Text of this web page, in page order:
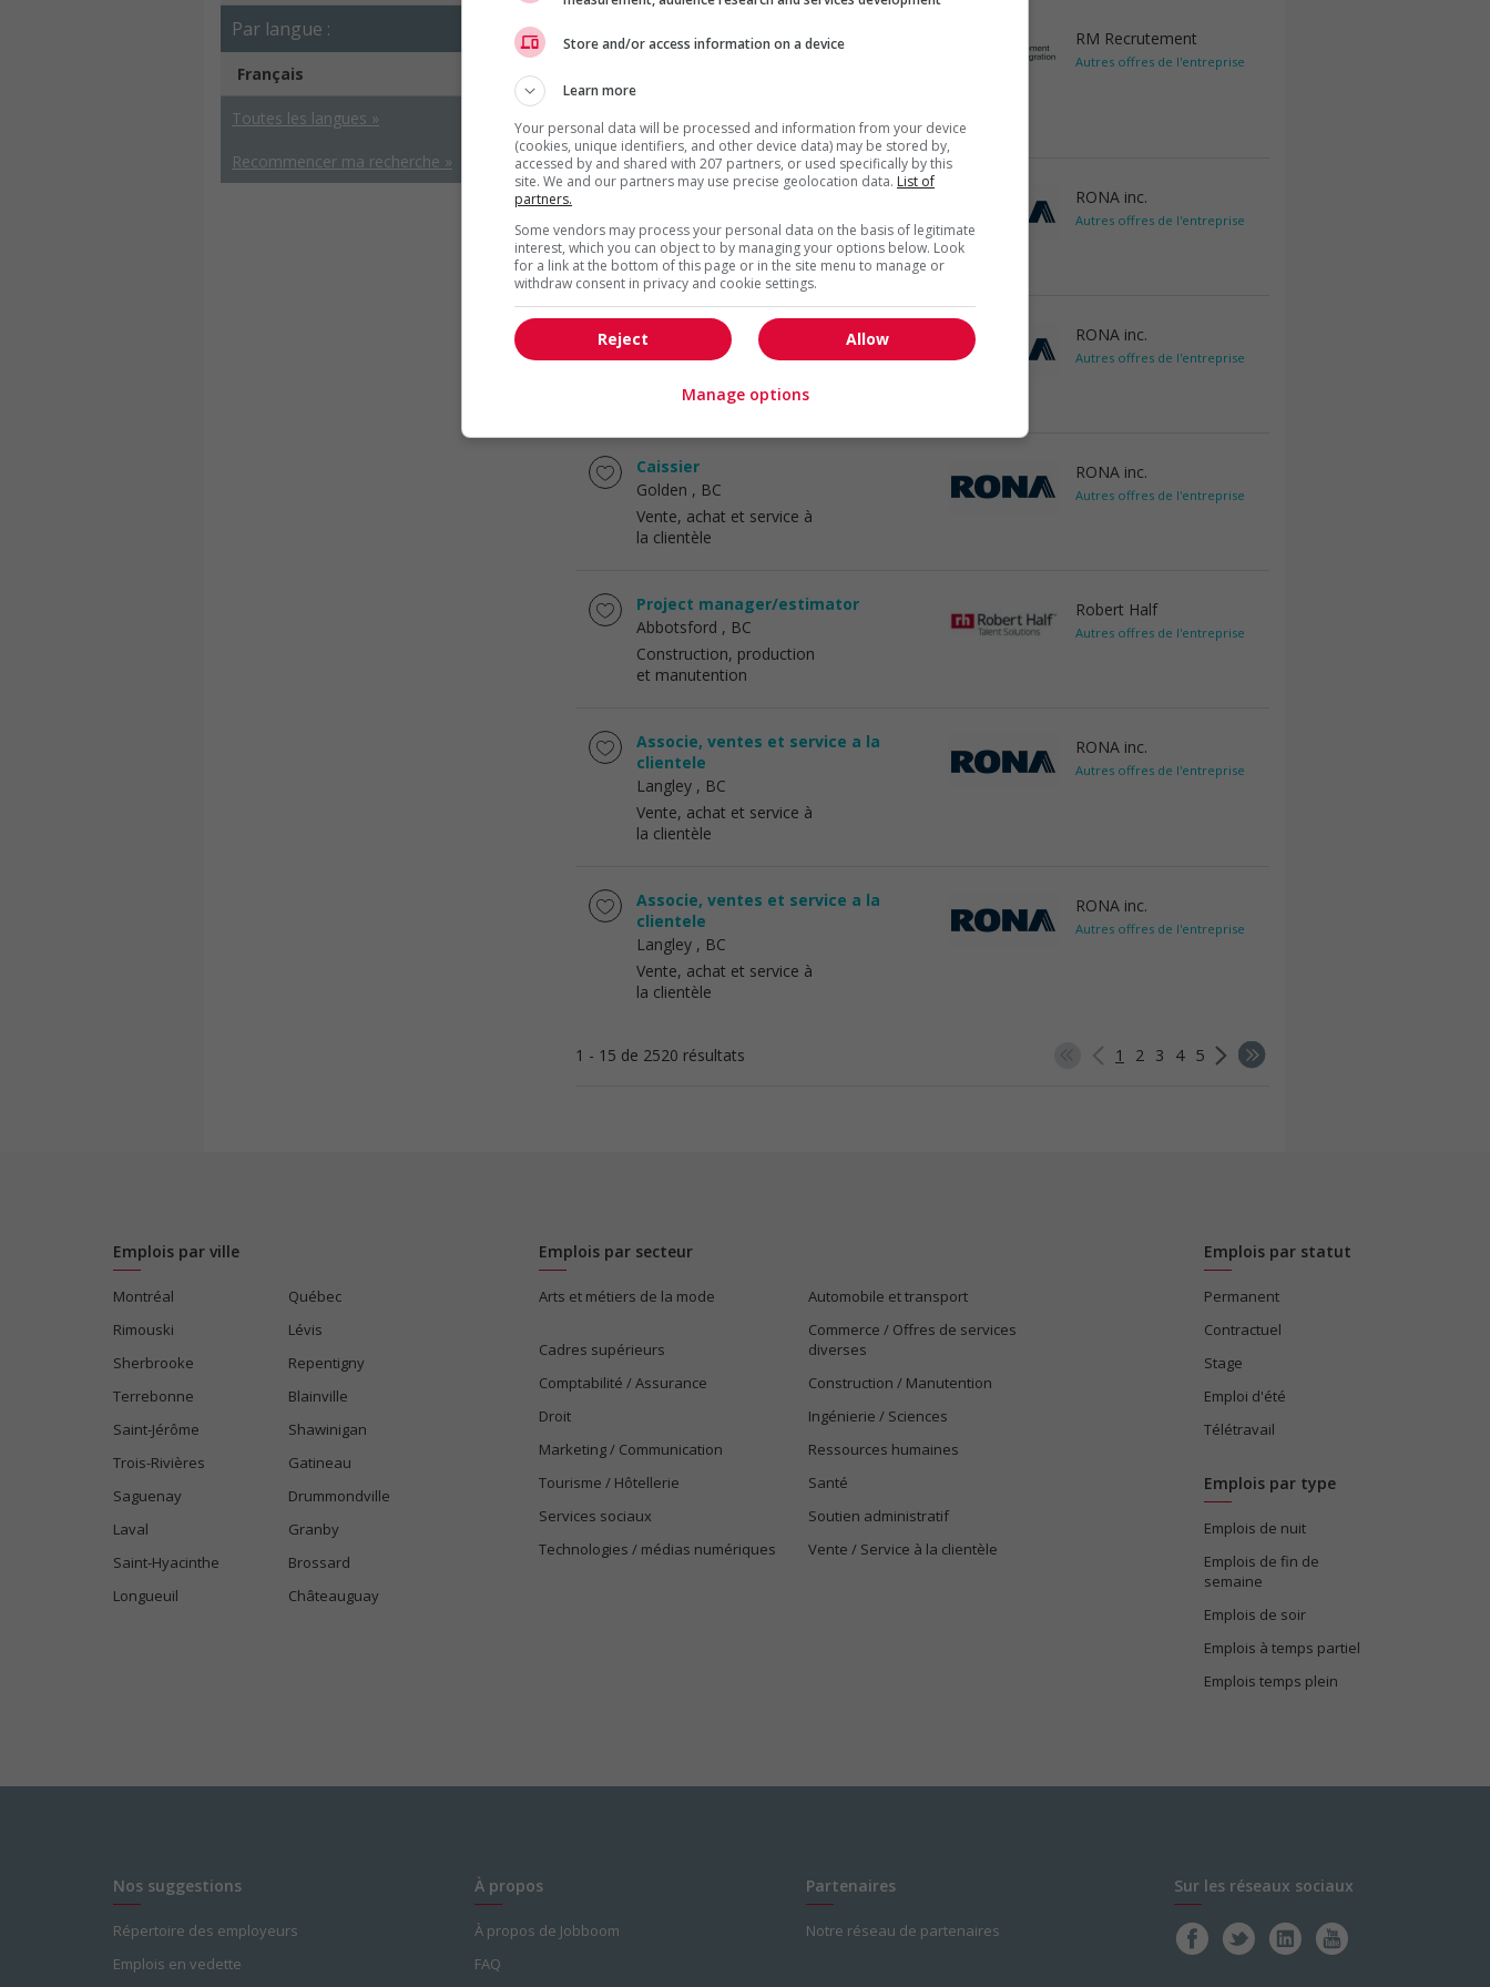
Par langue :
Français
Toutes les langues »
Recommencer ma recherche »
Ice river springs water co. inc. -
millwright technician (noc 72400)
et manutention
RM Recrutement
Autres offres de l'entreprise
Associe reception et manutention
Construction, production
et manutention
RONA inc.
Autres offres de l'entreprise
Associe,service a la clientele
Golden
, BC
la clientèle
RONA inc.
Autres offres de l'entreprise
Caissier
Golden , BC
Vente, achat et service à
la clientèle
RONA inc.
Autres offres de l'entreprise
Project manager/estimator
Abbotsford , BC
Construction, production
et manutention
Robert Half
Autres offres de l'entreprise
Associe, ventes et service a la
clientele
Langley , BC
Vente, achat et service à
la clientèle
RONA inc.
Autres offres de l'entreprise
Associe, ventes et service a la
clientele
Langley , BC
Vente, achat et service à
la clientèle
RONA inc.
Autres offres de l'entreprise
1 - 15 de 2520 résultats 1 2 3 4 5
Emplois par ville
Montréal
Québec
Rimouski
Lévis
Sherbrooke
Repentigny
Terrebonne
Blainville
Saint-Jérôme
Shawinigan
Trois-Rivières
Gatineau
Saguenay
Drummondville
Laval
Granby
Saint-Hyacinthe
Brossard
Longueuil
Châteauguay
Emplois par secteur
Arts et métiers de la mode Automobile et transport
Cadres supérieurs
Commerce / Offres de services
diverses
Comptabilité / Assurance
Construction / Manutention
Droit
Ingénierie / Sciences
Marketing / Communication
Ressources humaines
Tourisme / Hôtellerie
Santé
Services sociaux
Soutien administratif
Technologies / médias numériques
Vente / Service à la clientèle
Emplois par statut
Permanent
Contractuel
Stage
Emploi d'été
Télétravail
Emplois par type
Emplois de nuit
Emplois de fin de
semaine
Emplois de soir
Emplois à temps partiel
Emplois temps plein
Nos suggestions
Répertoire des employeurs
Emplois en vedette
À propos
À propos de Jobboom
FAQ
Partenaires
Notre réseau de partenaires
Sur les réseaux sociaux
Store and/or access information on a device
Learn more
Your personal data will be processed and information from your device
(cookies, unique identifiers, and other device data) may be stored by,
accessed by and shared with 207 partners, or used specifically by this
site. We and our partners may use precise geolocation data. List of
partners.
Some vendors may process your personal data on the basis of legitimate
interest, which you can object to by managing your options below. Look
for a link at the bottom of this page or in the site menu to manage or
withdraw consent in privacy and cookie settings.
Allow
Reject
Manage options